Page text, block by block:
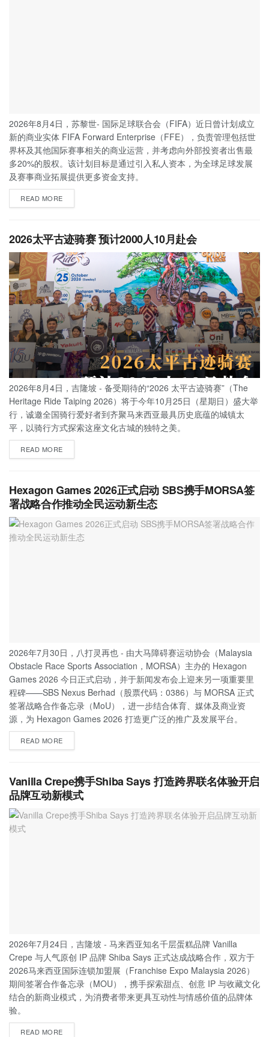
2026年8月4日，苏黎世- 国际足球联合会（FIFA）近日曾计划成立
新的商业实体 FIFA Forward Enterprise（FFE），负责管理包括世
界杯及其他国际赛事相关的商业运营，并考虑向外部投资者出售最
多20%的股权。该计划目标是通过引入私人资本，为全球足球发展
及赛事商业拓展提供更多资金支持。
READ MORE
2026太平古迹骑赛 预计2000人10月赴会
2026年8月4日，吉隆坡 - 备受期待的“2026 太平古迹骑赛”（The
Heritage Ride Taiping 2026）将于今年10月25日（星期日）盛大举
行，诚邀全国骑行爱好者到齐聚马来西亚最具历史底蕴的城镇太
平，以骑行方式探索这座文化古城的独特之美。
READ MORE
Hexagon Games 2026正式启动 SBS携手MORSA签
署战略合作推动全民运动新生态
2026年7月30日，八打灵再也 - 由大马障碍赛运动协会（Malaysia
Obstacle Race Sports Association，MORSA）主办的 Hexagon
Games 2026 今日正式启动，并于新闻发布会上迎来另一项重要里
程碑——SBS Nexus Berhad（股票代码：0386）与 MORSA 正式
签署战略合作备忘录（MoU），进一步结合体育、媒体及商业资
源，为 Hexagon Games 2026 打造更广泛的推广及发展平台。
READ MORE
Vanilla Crepe携手Shiba Says 打造跨界联名体验开启
品牌互动新模式
2026年7月24日，吉隆坡 - 马来西亚知名千层蛋糕品牌 Vanilla
Crepe 与人气原创 IP 品牌 Shiba Says 正式达成战略合作，双方于
2026马来西亚国际连锁加盟展（Franchise Expo Malaysia 2026）
期间签署合作备忘录（MOU），携手探索甜点、创意 IP 与收藏文化
结合的新商业模式，为消费者带来更具互动性与情感价值的品牌体
验。
READ MORE